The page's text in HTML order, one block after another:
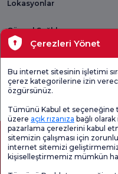
Lokasyonlar
Güncel Sağlık
Tıbbi Birimler
Genel
Çerezleri Yönet
Bu internet sitesinin işletimi
çerez kategorilerine izin
özgürsünüz.
Tümünü Kabul et seçeneğine
üzere açık rızanıza bağlı
pazarlama çerezlerini kabul
sitemizin çalışması için
internet sitemizi
kişiselleştirmemiz mümkün